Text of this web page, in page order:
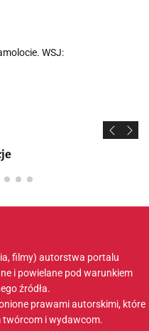
WSJ:
filmy) autorstwa portalu
i powielane pod warunkiem
źródła.
prawami autorskimi, które
twórcom i wydawcom.